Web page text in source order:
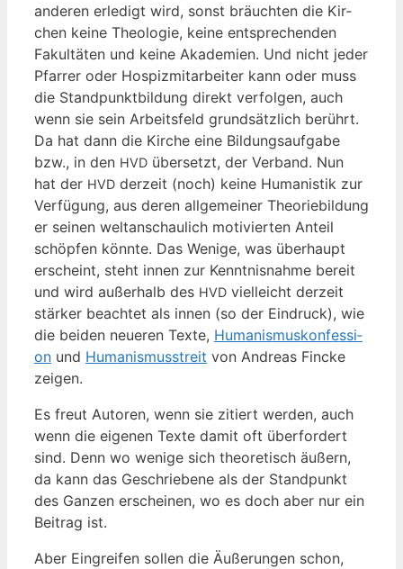
ande­ren erle­digt wird, sonst bräuch­ten die Kir­
chen kei­ne Theo­lo­gie, kei­ne ent­spre­chen­den
Fakul­tä­ten und kei­ne Aka­de­mien. Und nicht jeder
Pfar­rer oder Hos­piz­mit­ar­bei­ter kann oder muss
die Stand­punkt­bil­dung direkt ver­fol­gen, auch
wenn sie sein Arbeits­feld grund­sätz­lich berührt.
Da hat dann die Kir­che eine Bil­dungs­auf­ga­be
bzw., in den HVD über­setzt, der Ver­band. Nun
hat der HVD der­zeit (noch) kei­ne Huma­nis­tik zur
Ver­fü­gung, aus deren all­ge­mei­ner Theo­rie­bil­dung
er sei­nen welt­an­schau­lich moti­vier­ten Anteil
schöp­fen könn­te. Das Weni­ge, was über­haupt
erscheint, steht innen zur Kennt­nis­nah­me bereit
und wird außer­halb des HVD viel­leicht der­zeit
stär­ker beach­tet als innen (so der Ein­druck), wie
die bei­den neue­ren Tex­te, Huma­nis­mus­kon­fes­si­
on und Huma­nis­mus­streit von Andre­as Fin­cke
zeigen.
Es freut Autoren, wenn sie zitiert wer­den, auch
wenn die eige­nen Tex­te damit oft über­for­dert
sind. Denn wo weni­ge sich theo­re­tisch äußern,
da kann das Geschrie­be­ne als der Stand­punkt
des Gan­zen erschei­nen, wo es doch aber nur ein
Bei­trag ist.
Aber Ein­grei­fen sol­len die Äuße­run­gen schon,